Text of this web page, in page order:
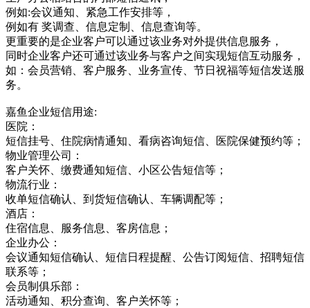
例如:会议通知、紧急工作安排等，
例如有 奖调查、信息定制、信息查询等。
更重要的是企业客户可以通过该业务对外提供信息服务，
同时企业客户还可通过该业务与客户之间实现短信互动服务，
如：会员营销、客户服务、业务宣传、节日祝福等短信发送服
务。
嘉鱼企业短信用途:
医院：
短信挂号、住院病情通知、看病咨询短信、医院保健预约等；
物业管理公司：
客户关怀、缴费通知短信、小区公告短信等；
物流行业：
收单短信确认、到货短信确认、车辆调配等；
酒店：
住宿信息、服务信息、客房信息；
企业办公：
会议通知短信确认、短信日程提醒、公告订阅短信、招聘短信
联系等；
会员制俱乐部：
活动通知、积分查询、客户关怀等；